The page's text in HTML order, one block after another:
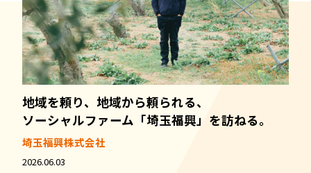
地域を頼り、地域から頼られる、
ソーシャルファーム「埼玉福興」を訪ねる。
埼玉福興株式会社
2026.06.03